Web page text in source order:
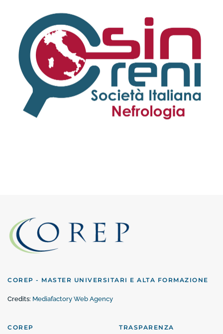
COREP - MASTER UNIVERSITARI E ALTA FORMAZIONE
Credits: Mediafactory Web Agency
COREP TRASPARENZA